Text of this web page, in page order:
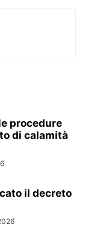
procedure
di calamità
il decreto